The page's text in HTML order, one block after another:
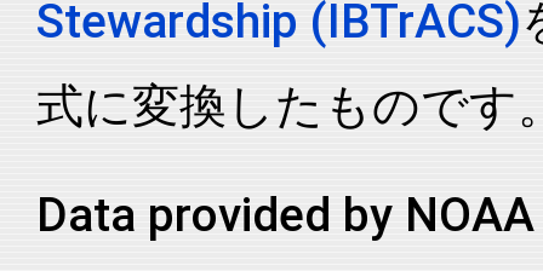
2001202N14243 2001 37 EP MM
2001202N14243 2001 37 EP MM
2001202N14243 2001 37 EP MM
2001202N14243
Stewardship (IBTrACS)
式に変換したものです
Data provided by